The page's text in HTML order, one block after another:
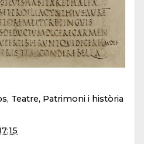
Teatre, Patrimoni i història